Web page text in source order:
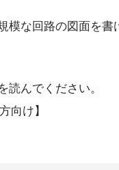
模な回路の図面を書
読んでください。
向け】